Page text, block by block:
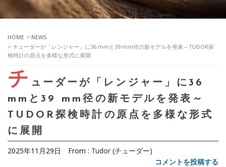
HOME > NEWS
> チューダーが「レンジャー」に36 mmと39 mm径の新モデルを発表～TUDOR探
検時計の原点を多様な形式に展開
チ ューダーが「レンジャー」に36
mmと39 mm径の新モデルを発表～
TUDOR探検時計の原点を多様な形式
に展開
2025年11月29日 From : Tudor (チューダー)
コメントを投稿する